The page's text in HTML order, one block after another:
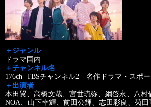
＋ジャンル
ドラマ国内
＋チャンネル名
176ch TBSチャンネル2 名作ドラマ・スポー
＋出演者
本田翼、高橋文哉、宮世琉弥、綱啓永、八村
NOA、山下幸輝、前田公輝、志田彩良、菊